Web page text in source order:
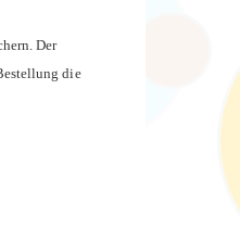
Der
die